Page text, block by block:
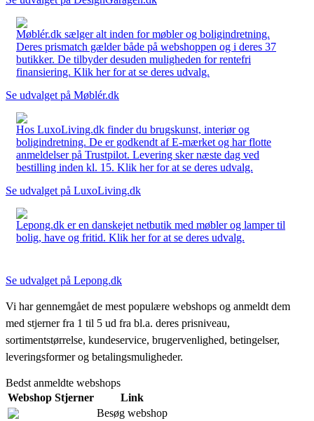
Møblér.dk sælger alt inden for møbler og boligindretning.
Deres prismatch gælder både på webshoppen og i deres 37
butikker. De tilbyder desuden muligheden for rentefri
finansiering. Klik her for at se deres udvalg.
Se udvalget på Møblér.dk
Hos LuxoLiving.dk finder du brugskunst, interiør og
boligindretning. De er godkendt af E-mærket og har flotte
anmeldelser på Trustpilot. Levering sker næste dag ved
bestilling inden kl. 15. Klik her for at se deres udvalg.
Se udvalget på LuxoLiving.dk
Lepong.dk er en danskejet netbutik med møbler og lamper til
bolig, have og fritid. Klik her for at se deres udvalg.
Se udvalget på Lepong.dk
Vi har gennemgået de mest populære webshops og anmeldt dem
med stjerner fra 1 til 5 ud fra bl.a. deres prisniveau,
sortimentstørrelse, kundeservice, brugervenlighed, betingelser,
leveringsformer og betalingsmuligheder.
Bedst anmeldte webshops
Webshop Stjerner
Link
Besøg webshop